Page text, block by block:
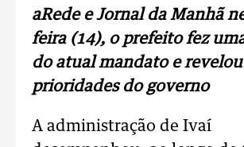
aRede e Jornal da Manhã
feira (14), o prefeito fez
do atual mandato e revelou
prioridades do governo
A administração de Ivaí